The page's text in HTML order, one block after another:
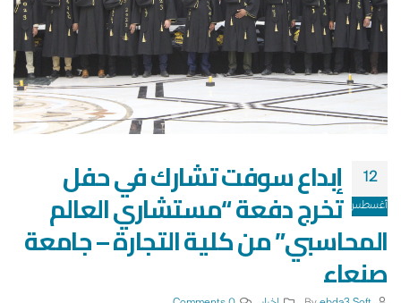
12
أغسطس
إبداع سوفت تشارك في حفل
تخرج دفعة “مستشاري العالم
المحاسبي” من كلية التجارة – جامعة
صنعاء